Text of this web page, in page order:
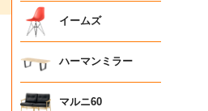
イームズ
ハーマンミラー
マルニ60